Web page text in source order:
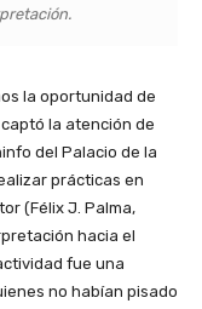
la oportunidad de
la atención de
del Palacio de la
prácticas en
(Félix J. Palma,
hacia el
fue una
no habían pisado